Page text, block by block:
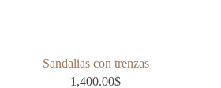
Sandalias con trenzas
1,400.00$